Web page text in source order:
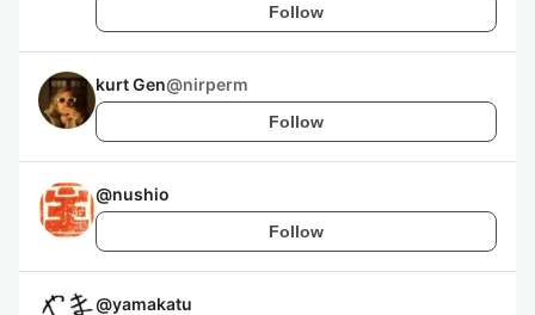
Follow
kurt Gen@nirperm
Follow
@nushio
Follow
@yamakatu